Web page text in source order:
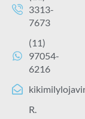
3313-
7673
(11)
97054-
6216
R.